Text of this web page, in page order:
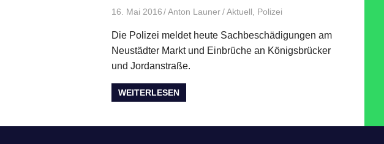
16. Mai 2016 Anton Launer Aktuell Polizei
Die Polizei meldet heute Sachbeschädigungen am
Neustädter Markt und Einbrüche an Königsbrücker
und Jordanstraße.
WEITERLESEN